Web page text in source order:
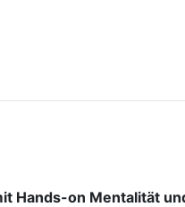
Hands-on Mentalität